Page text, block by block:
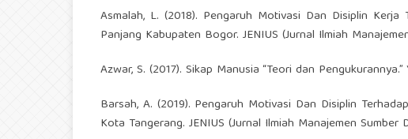
Asmalah, L. (2018). Pengaruh Motivasi Dan Disiplin
Panjang Kabupaten Bogor. JENIUS (Jurnal Ilmiah
Azwar, S. (2017). Sikap Manusia “Teori dan
Barsah, A. (2019). Pengaruh Motivasi Dan Disiplin
Kota Tangerang. JENIUS (Jurnal Ilmiah Manajemen Sumber